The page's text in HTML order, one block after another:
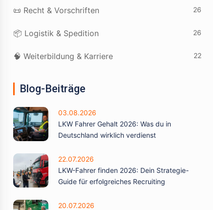
📜 Recht & Vorschriften 26
📦 Logistik & Spedition 26
🧠 Weiterbildung & Karriere 22
Blog-Beiträge
03.08.2026
LKW Fahrer Gehalt 2026: Was du in
Deutschland wirklich verdienst
22.07.2026
LKW-Fahrer finden 2026: Dein Strategie-
Guide für erfolgreiches Recruiting
20.07.2026